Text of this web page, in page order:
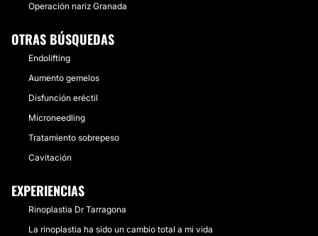
Operación nariz Granada
OTRAS BÚSQUEDAS
Endolifting
Aumento gemelos
Disfunción eréctil
Microneedling
Tratamiento sobrepeso
Cavitación
EXPERIENCIAS
Rinoplastia Dr Tarragona
La rinoplastia ha sido un cambio total a mi vida